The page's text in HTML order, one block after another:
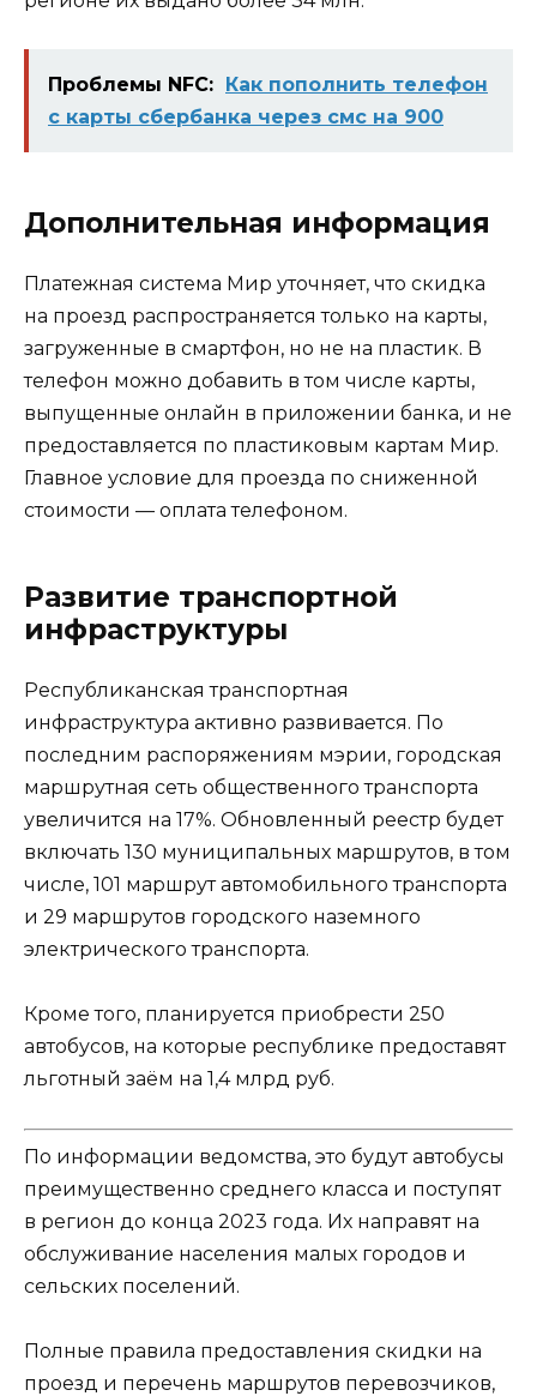
Проблемы NFC:
Как пополнить телефон
с карты сбербанка через смс на 900
Дополнительная информация
Платежная система Мир уточняет, что скидка
на проезд распространяется только на карты,
загруженные в смартфон, но не на пластик. В
телефон можно добавить в том числе карты,
выпущенные онлайн в приложении банка, и не
предоставляется по пластиковым картам Мир.
Главное условие для проезда по сниженной
стоимости — оплата телефоном.
Развитие транспортной
инфраструктуры
Республиканская транспортная
инфраструктура активно развивается. По
последним распоряжениям мэрии, городская
маршрутная сеть общественного транспорта
увеличится на 17%. Обновленный реестр будет
включать 130 муниципальных маршрутов, в том
числе, 101 маршрут автомобильного транспорта
и 29 маршрутов городского наземного
электрического транспорта.
Кроме того, планируется приобрести 250
автобусов, на которые республике предоставят
льготный заём на 1,4 млрд руб.
По информации ведомства, это будут автобусы
преимущественно среднего класса и поступят
в регион до конца 2023 года. Их направят на
обслуживание населения малых городов и
сельских поселений.
Полные правила предоставления скидки на
проезд и перечень маршрутов перевозчиков,